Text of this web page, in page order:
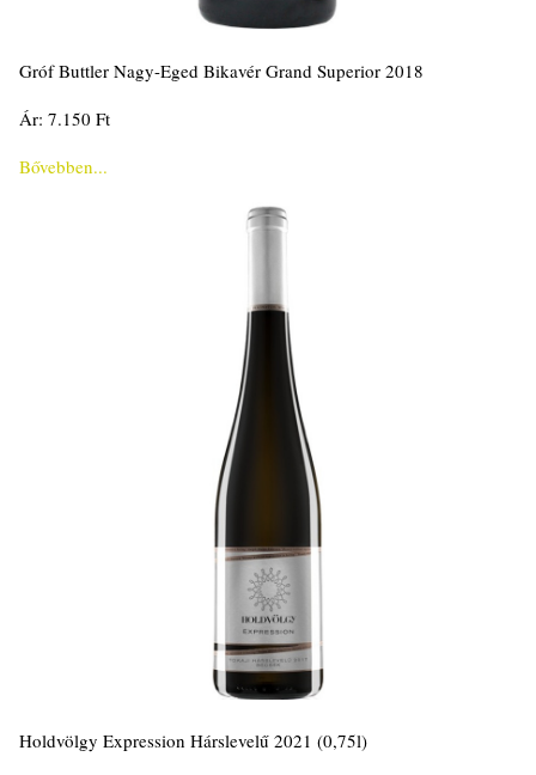
Gróf Buttler Nagy-Eged Bikavér Grand Superior 2018
Ár: 7.150 Ft
Bővebben...
Holdvölgy Expression Hárslevelű 2021 (0,75l)